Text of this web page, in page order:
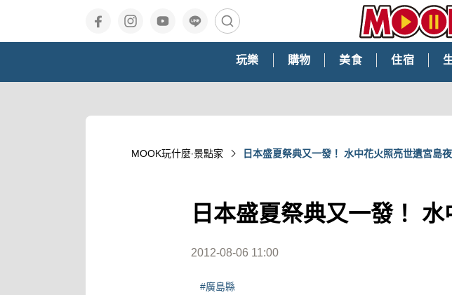
玩樂 購物 美食 住宿
MOOK玩什麼‧景點家 日本盛夏祭典又一發！ 水中花火照亮世遺宮島
日本盛夏祭典又一發！
2012-08-06 11:00
#廣島縣